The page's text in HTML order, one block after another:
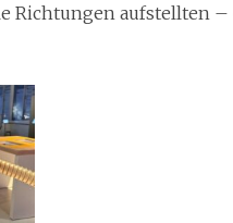
Richtungen aufstellten –